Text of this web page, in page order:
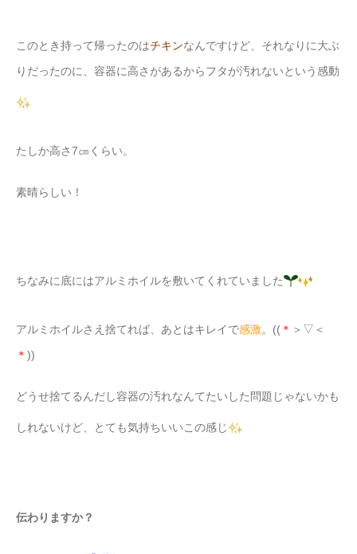
このとき持って帰ったのはチキンなんですけど、それなりに大ぶ
りだったのに、容器に高さがあるからフタが汚れないという感動
たしか高さ7㎝くらい。
素晴らしい！
ちなみに底にはアルミホイルを敷いてくれていました
アルミホイルさえ捨てれば、あとはキレイで感激。(( ＊ ＞▽＜
＊ ))
どうせ捨てるんだし容器の汚れなんてたいした問題じゃないかも
しれないけど、とても気持ちいいこの感じ
伝わりますか？